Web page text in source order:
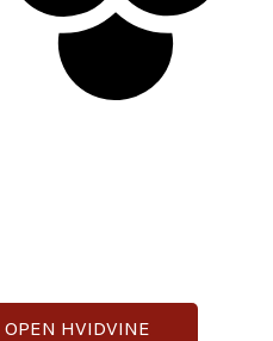
OPEN HVIDVINE